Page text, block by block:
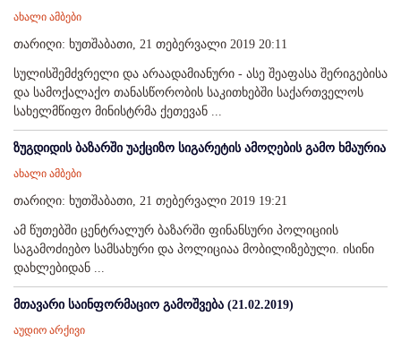
ახალი ამბები
თარიღი: ხუთშაბათი, 21 თებერვალი 2019 20:11
სულისშემძვრელი და არაადამიანური - ასე შეაფასა შერიგებისა
და სამოქალაქო თანასწორობის საკითხებში საქართველოს
სახელმწიფო მინისტრმა ქეთევან ...
ზუგდიდის ბაზარში უაქციზო სიგარეტის ამოღების გამო ხმაურია
ახალი ამბები
თარიღი: ხუთშაბათი, 21 თებერვალი 2019 19:21
ამ წუთებში ცენტრალურ ბაზარში ფინანსური პოლიციის
საგამოძიებო სამსახური და პოლიციაა მობილიზებული. ისინი
დახლებიდან ...
მთავარი საინფორმაციო გამოშვება (21.02.2019)
აუდიო არქივი